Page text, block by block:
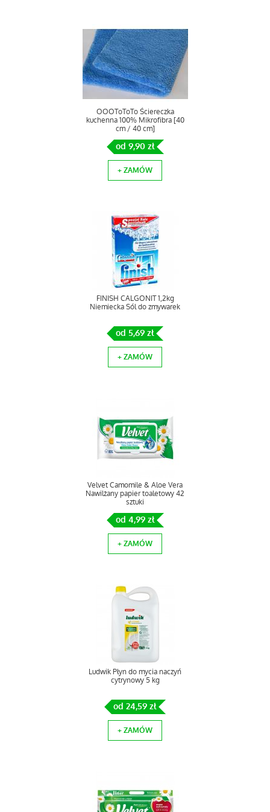
OOOToToTo Ściereczka
kuchenna 100% Mikrofibra [40
cm / 40 cm]
od 9,90 zł
+ ZAMÓW
FINISH CALGONIT 1,2kg
Niemiecka Sól do zmywarek
od 5,69 zł
+ ZAMÓW
Velvet Camomile & Aloe Vera
Nawilżany papier toaletowy 42
sztuki
od 4,99 zł
+ ZAMÓW
Ludwik Płyn do mycia naczyń
cytrynowy 5 kg
od 24,59 zł
+ ZAMÓW